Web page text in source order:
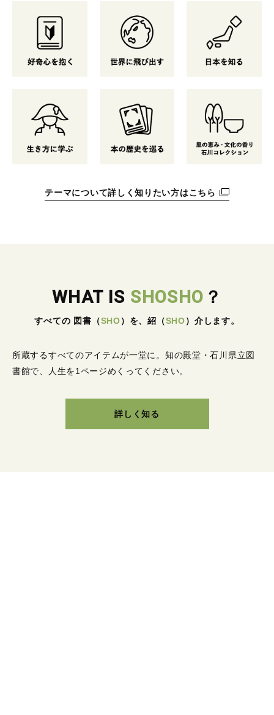
テーマについて詳しく知りたい方はこちら
WHAT IS SHOSHO ？
すべての 図書 （SHO） を、紹 （SHO） 介します。
所蔵するすべてのアイテムが一堂に。 知の殿堂・石川県立図
書館で、人生を1ページめくってください。
詳しく知る